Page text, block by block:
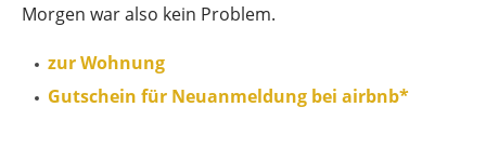
Morgen war also kein Problem.
zur Wohnung
Gutschein für Neuanmeldung bei airbnb*